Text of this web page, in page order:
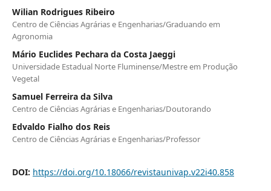
Wilian Rodrigues Ribeiro
Centro de Ciências Agrárias e Engenharias/Graduando em
Agronomia
Mário Euclides Pechara da Costa Jaeggi
Universidade Estadual Norte Fluminense/Mestre em Produção
Vegetal
Samuel Ferreira da Silva
Centro de Ciências Agrárias e Engenharias/Doutorando
Edvaldo Fialho dos Reis
Centro de Ciências Agrárias e Engenharias/Professor
DOI: https://doi.org/10.18066/revistaunivap.v22i40.858